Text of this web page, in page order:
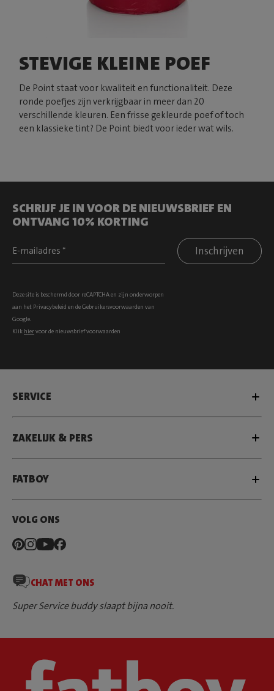
STEVIGE KLEINE POEF
De Point staat voor kwaliteit en functionaliteit. Deze
ronde poefjes zijn verkrijgbaar in meer dan 20
verschillende kleuren. Een frisse gekleurde poef of toch
een klassieke tint? De Point biedt voor ieder wat wils.
SCHRIJF JE IN VOOR DE NIEUWSBRIEF EN
ONTVANG 10% KORTING
Inschrijven
Deze site is beschermd door reCAPTCHA en zijn onderworpen
aan het Privacybeleid en deGebruikersvoorwaarden van
Google.
Klik hiervoor de nieuwsbrief voorwaarden
SERVICE
ZAKELIJK & PERS
FATBOY
VOLG ONS
CHAT MET ONS
Super Service buddy slaapt bijna nooit.